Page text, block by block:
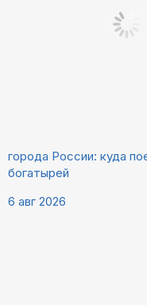
города России: куда
богатырей
6 авг 2026